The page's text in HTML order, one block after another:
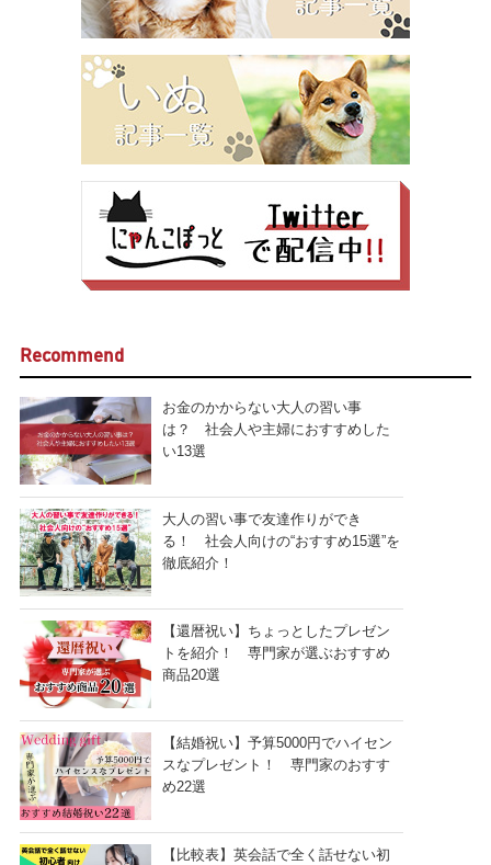
Recommend
お金のかからない大人の習い事
は？ 社会人や主婦におすすめした
い13選
大人の習い事で友達作りができ
る！ 社会人向けの“おすすめ15選”を
徹底紹介！
【還暦祝い】ちょっとしたプレゼン
トを紹介！ 専門家が選ぶおすすめ
商品20選
【結婚祝い】予算5000円でハイセン
スなプレゼント！ 専門家のおすす
め22選
【比較表】英会話で全く話せない初